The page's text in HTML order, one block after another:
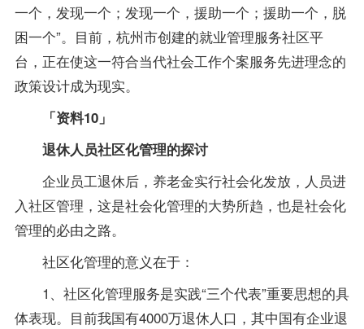
一个，发现一个；发现一个，援助一个；援助一个，脱
困一个”。目前，杭州市创建的就业管理服务社区平
台，正在使这一符合当代社会工作个案服务先进理念的
政策设计成为现实。
「资料10」
退休人员社区化管理的探讨
企业员工退休后，养老金实行社会化发放，人员进
入社区管理，这是社会化管理的大势所趋，也是社会化
管理的必由之路。
社区化管理的意义在于：
1、社区化管理服务是实践“三个代表”重要思想的具
体表现。目前我国有4000万退休人口，其中国有企业退